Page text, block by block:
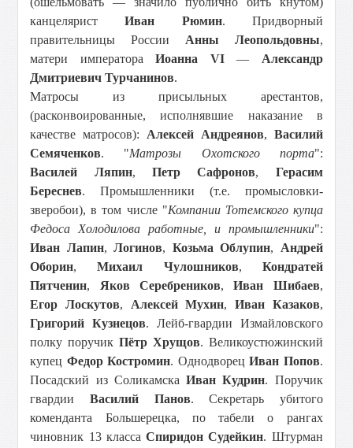
канцеляристИван Рюмин. Придворный
правительницы России Анны Леопольдовны,
матери императораИоанна VI— Александр
Дмитриевич Турчанинов.
Матросы из присыльных арестантов,
(расконвоированные, исполнявшие наказание в
качестве матросов): Алексей Андреянов, Василий
Семяченков. "Матрозы Охотского порта":
Василей Ляпин, Петр Сафронов, Герасим
Береснев. Промышленники (т.е. промысловки-
зверобои), в том числе "Компании Тотемского купца
Федоса Холодилова работные, и промышленники":
Иван Лапин,Логинов, Козьма Облупин, Андрей
Оборин,Михаил Чулошников, Кондратей
Пятченин, Яков Серебреников,Иван Шибаев,
Егор Лоскутов, Алексей Мухин, Иван Казаков,
Григорий Кузнецов. Лейб-гвардии Измайловского
полку поручик Пётр Хрущов. Великоустюжинский
купец Федор Костромин. ОднодворецИван Попов.
Посадский из СоликамскаИван Кудрин. Поручик
гвардии Василий Панов. Секретарь убитого
коменданта Большерецка, по табели о рангах
чиновник 13 классаСпиридон Судейкин. Штурман